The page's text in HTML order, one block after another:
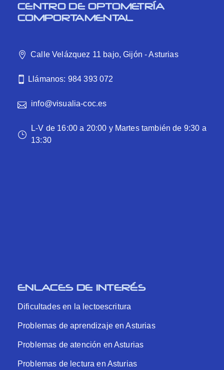
CENTRO DE OPTOMETRÍA
COMPORTAMENTAL
Calle Velázquez 11 bajo, Gijón - Asturias
Llámanos: 984 393 072
info@visualia-coc.es
L-V de 16:00 a 20:00 y Martes también de 9:30 a
13:30
ENLACES DE INTERÉS
Dificultades en la lectoescritura
Problemas de aprendizaje en Asturias
Problemas de atención en Asturias
Problemas de lectura en Asturias